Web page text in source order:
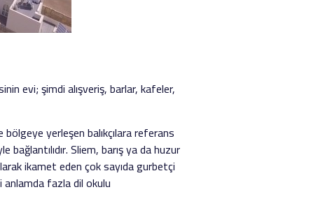
evi; şimdi alışveriş, barlar, kafeler,
bölgeye yerleşen balıkçılara referans
Sliem, barış ya da huzur
ikamet eden çok sayıda gurbetçi
anlamda fazla dil okulu